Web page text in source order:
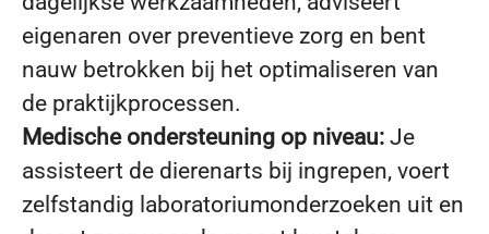
eigenaren over preventieve zorg en bent
nauw betrokken bij het optimaliseren van
de praktijkprocessen.
Medische ondersteuning op niveau: Je
assisteert de dierenarts bij ingrepen, voert
zelfstandig laboratoriumonderzoeken uit en